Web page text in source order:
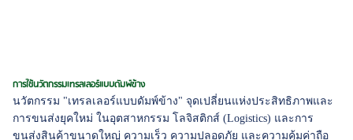
การใช้นวัตกรรมเทรลเลอร์แบบดัมพ์ข้าง
นวัตกรรม "เทรลเลอร์แบบดัมพ์ข้าง" จุดเปลี่ยนแห่งประสิทธิภาพและ
การขนส่งยุคใหม่ ในอุตสาหกรรม โลจิสติกส์ (Logistics) และการ
ขนส่งสินค้าขนาดใหญ่ ความเร็ว ความปลอดภัย และความคุ้มค่าถือ